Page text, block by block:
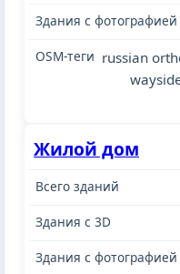
russian
Жилой дом